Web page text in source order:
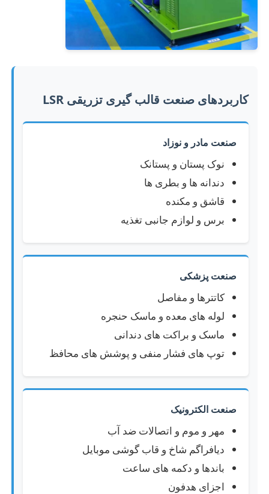
ماشین تزریق سیلیکون
دستگاه فرآوري
لوازم جانبی دستگاه قالب‌گیری تزریقی
قالب دهی تزریقی لاستیک سیلیکونی مایع
قالب گیری سیلیکون مایع
قالب دهی تزریقی لاستیک سیلیکونی
کاربردهای صنعت قالب گیری تزریقی LSR
صنعت مادر و نوزاد
نوک پستان و پستانک
دندانه ها و بطری ها
قاشق و مکنده
برس و لوازم جانبی تغذیه
صنعت پزشکی
کاتترها و مفاصل
لوله های معده و ماسک حنجره
ماسک و براکت های دندانی
توپ های فشار منفی و پوشش های محافظ
صنعت الکترونیک
مهر و موم و اتصالات ضد آب
دیافراگم شاخ و قاب گوشی موبایل
باندها و دکمه های ساعت
اجزای هدفون